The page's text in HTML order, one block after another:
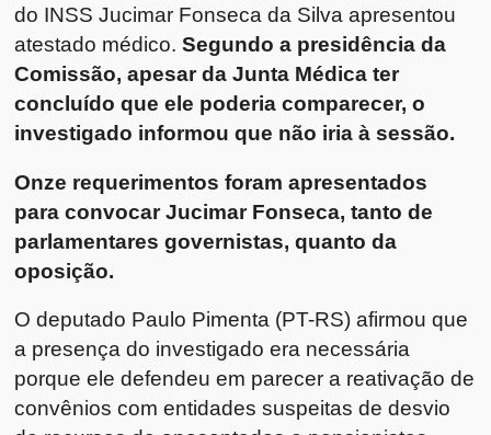
do INSS Jucimar Fonseca da Silva apresentou
atestado médico.Segundo a presidência da
Comissão, apesar da Junta Médica ter
concluído que ele poderia comparecer, o
investigado informou que não iria à sessão.
Onze requerimentos foram apresentados
para convocar Jucimar Fonseca, tanto de
parlamentares governistas, quanto da
oposição.
O deputado Paulo Pimenta (PT-RS) afirmou que
a presença do investigado era necessária
porque ele defendeu em parecer a reativação de
convênios com entidades suspeitas de desvio